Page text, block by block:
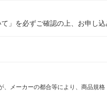
」を必ずご確認の上、お申し込
メーカーの都合等により、商品規